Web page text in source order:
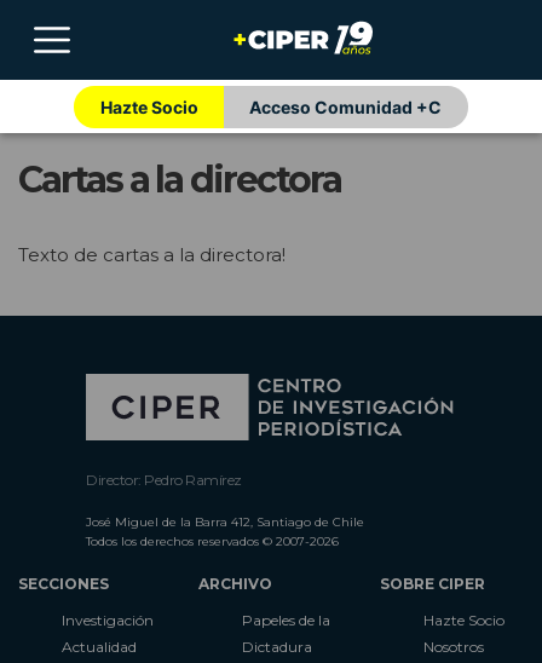
Hazte Socio Acceso Comunidad +C
Cartas a la directora
Texto de cartas a la directora!
Director: Pedro Ramírez
José Miguel de la Barra 412, Santiago de Chile
Todos los derechos reservados © 2007-2026
SECCIONES
Investigación
Actualidad
ARCHIVO
Papeles de la
Dictadura
SOBRE CIPER
Hazte Socio
Nosotros